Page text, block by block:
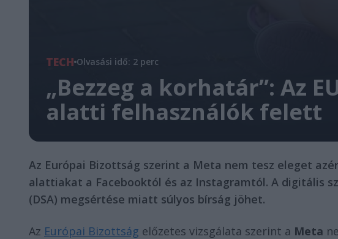
TECH Olvasási idő: 2 perc
„Bezzeg a korhatár”: Az
alatti felhasználók felett
Az Európai Bizottság szerint a Meta nem tesz eleget
alattiakat a Facebooktól és az Instagramtól. A digitális
(DSA) megsértése miatt súlyos bírság jöhet.
Az Európai Bizottság előzetes vizsgálata szerint a Meta